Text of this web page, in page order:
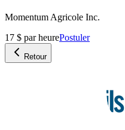
Momentum Agricole Inc.
17 $ par heurePostuler
Retour